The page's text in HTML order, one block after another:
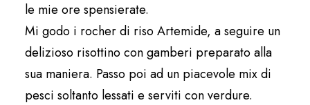
le mie ore spensierate.
Mi godo i rocher di riso Artemide, a seguire un
delizioso risottino con gamberi preparato alla
sua maniera. Passo poi ad un piacevole mix di
pesci soltanto lessati e serviti con verdure.